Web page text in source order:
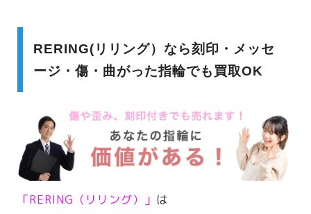
RERING(リリング）なら刻印・メッセ
ージ・傷・曲がった指輪でも買取OK
「RERING（リリング）」 は